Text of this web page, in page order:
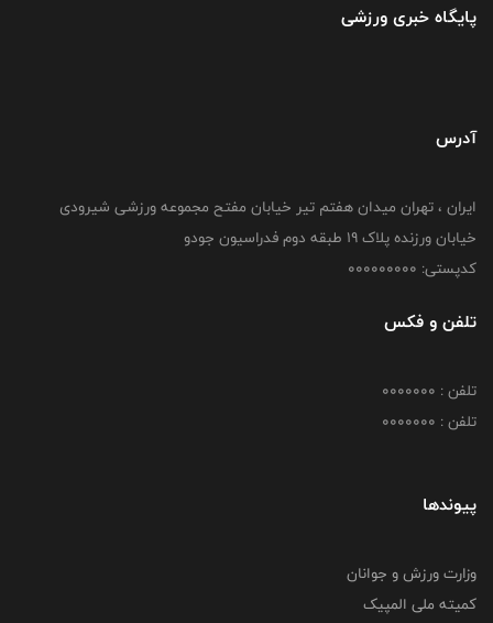
پایگاه خبری ورزشی
آدرس
ایران ، تهران میدان هفتم تیر خیابان مفتح مجموعه ورزشی شیرودی
خیابان ورزنده پلاک ۱۹ طبقه دوم فدراسیون جودو
کدپستی: 000000000
تلفن و فکس
تلفن : 0000000
تلفن : 0000000
پیوندها
وزارت ورزش و جوانان
کمیته ملی المپیک